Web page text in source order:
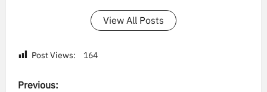
View All Posts
Post Views: 164
P
Previous: